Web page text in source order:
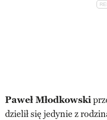
Paweł Młodkowski
dzielił się jedynie z